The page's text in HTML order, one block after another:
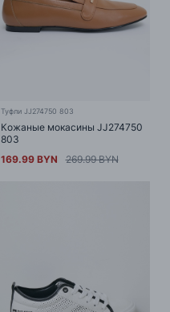
Туфли JJ274750 803
Кожаные мокасины JJ274750
803
169.99 BYN
269.99 BYN